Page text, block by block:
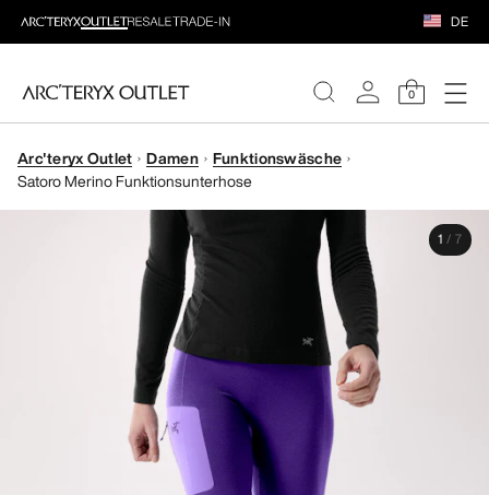
DE
0
DAMEN
Arc'teryx Outlet Damen
Funktionswäsche
Satoro Merino Funktionsunterhose
1 / 7